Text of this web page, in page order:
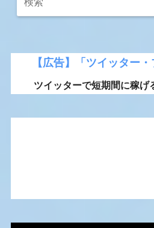
【広告】「ツイッター・
ツイッターで短期間に稼げ